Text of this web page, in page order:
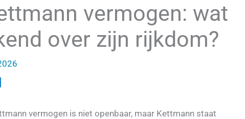
vermogen: wat
over zijn rijkdom?
vermogen is niet openbaar, maar Kettmann staat